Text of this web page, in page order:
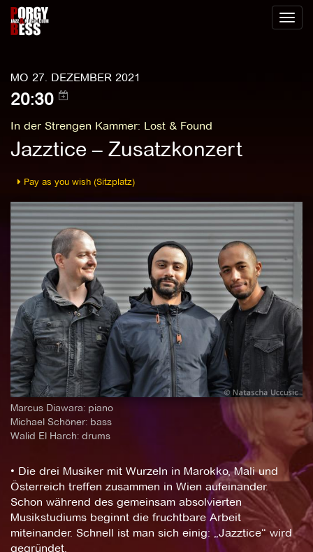
Toggle
MO 27. DEZEMBER 2021
20:30
In der Strengen Kammer: Lost & Found
Jazztice – Zusatzkonzert
Pay as you wish (Sitzplatz)
Marcus Diawara: piano
Michael Schöner: bass
Walid El Harch: drums
• Die drei Musiker mit Wurzeln in Marokko, Mali und
Österreich treffen zusammen in Wien aufeinander.
Schon während des gemeinsam absolvierten
Musikstudiums beginnt die fruchtbare Arbeit
miteinander. Schnell ist man sich einig: „Jazztice“ wird
gegründet.